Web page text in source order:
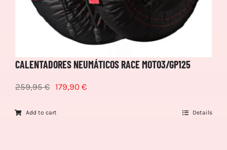
CALENTADORES NEUMÁTICOS RACE MOTO3/GP125
259,95€ 179,90 €
Add to cart Details